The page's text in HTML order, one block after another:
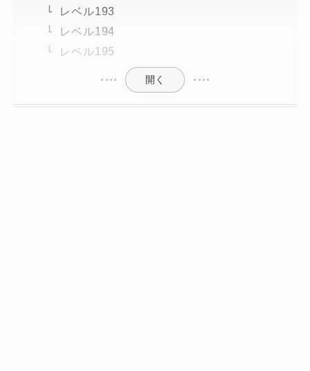
レベル193
レベル194
レベル195
開く